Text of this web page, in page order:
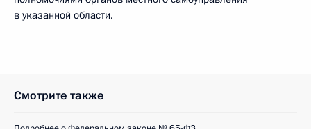
в указанной области.
Смотрите также